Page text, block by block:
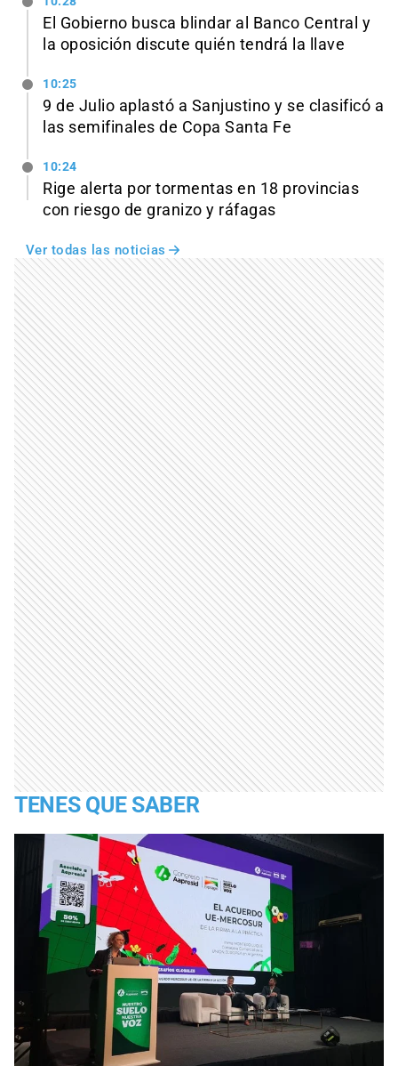
El Gobierno busca blindar al Banco Central y
la oposición discute quién tendrá la llave
10:25
9 de Julio aplastó a Sanjustino y se clasificó a
las semifinales de Copa Santa Fe
10:24
Rige alerta por tormentas en 18 provincias
con riesgo de granizo y ráfagas
Ver todas las noticias
TENES QUE SABER